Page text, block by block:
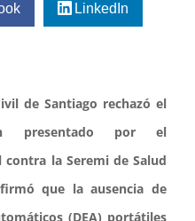
LinkedIn
de Santiago rechazó el
presentado por el
la Seremi de Salud
que la ausencia de
(DEA) portátiles